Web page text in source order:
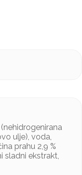
ulje), voda,
prahu 2,9 %
sladni ekstrakt,